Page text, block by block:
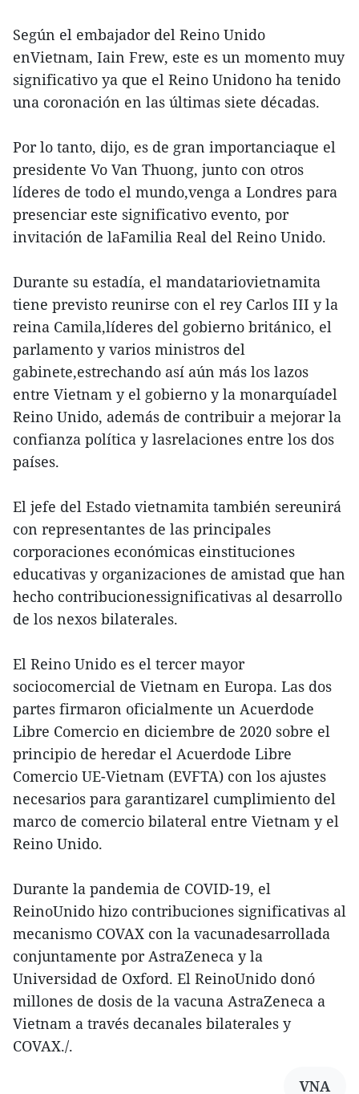
Según el embajador del Reino Unido
enVietnam, Iain Frew, este es un momento muy
significativo ya que el Reino Unidono ha tenido
una coronación en las últimas siete décadas.
Por lo tanto, dijo, es de gran importanciaque el
presidente Vo Van Thuong, junto con otros
líderes de todo el mundo,venga a Londres para
presenciar este significativo evento, por
invitación de laFamilia Real del Reino Unido.
Durante su estadía, el mandatariovietnamita
tiene previsto reunirse con el rey Carlos III y la
reina Camila,líderes del gobierno británico, el
parlamento y varios ministros del
gabinete,estrechando así aún más los lazos
entre Vietnam y el gobierno y la monarquíadel
Reino Unido, además de contribuir a mejorar la
confianza política y lasrelaciones entre los dos
países.
El jefe del Estado vietnamita también sereunirá
con representantes de las principales
corporaciones económicas einstituciones
educativas y organizaciones de amistad que han
hecho contribucionessignificativas al desarrollo
de los nexos bilaterales.
El Reino Unido es el tercer mayor
sociocomercial de Vietnam en Europa. Las dos
partes firmaron oficialmente un Acuerdode
Libre Comercio en diciembre de 2020 sobre el
principio de heredar el Acuerdode Libre
Comercio UE-Vietnam (EVFTA) con los ajustes
necesarios para garantizarel cumplimiento del
marco de comercio bilateral entre Vietnam y el
Reino Unido.
Durante la pandemia de COVID-19, el
ReinoUnido hizo contribuciones significativas al
mecanismo COVAX con la vacunadesarrollada
conjuntamente por AstraZeneca y la
Universidad de Oxford. El ReinoUnido donó
millones de dosis de la vacuna AstraZeneca a
Vietnam a través decanales bilaterales y
COVAX./.
VNA